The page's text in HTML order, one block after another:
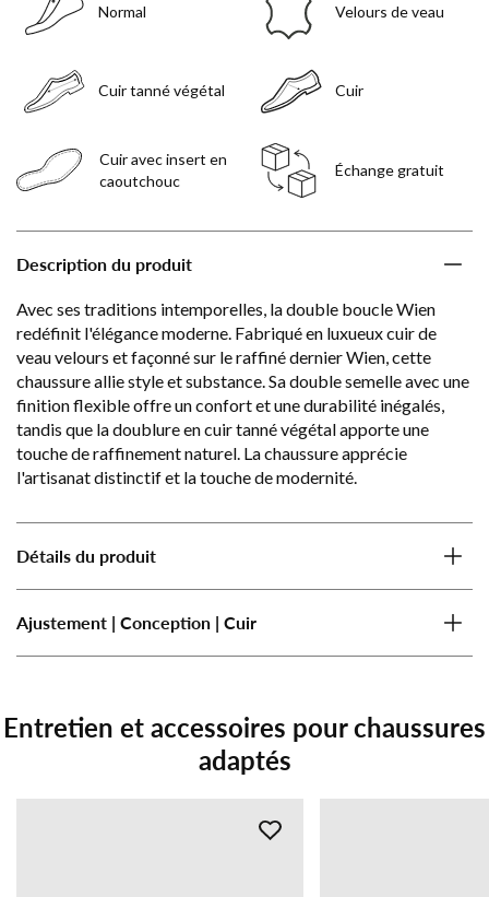
Normal Velours de veau
Cuir tanné végétal Cuir
Cuir avec insert en
caoutchouc
Échange gratuit
Description du produit
Avec ses traditions intemporelles, la double boucle Wien
redéfinit l'élégance moderne. Fabriqué en luxueux cuir de
veau velours et façonné sur le raffiné dernier Wien, cette
chaussure allie style et substance. Sa double semelle avec une
finition flexible offre un confort et une durabilité inégalés,
tandis que la doublure en cuir tanné végétal apporte une
touche de raffinement naturel. La chaussure apprécie
l'artisanat distinctif et la touche de modernité.
Détails du produit
Ajustement | Conception | Cuir
Entretien et accessoires pour chaussures
adaptés